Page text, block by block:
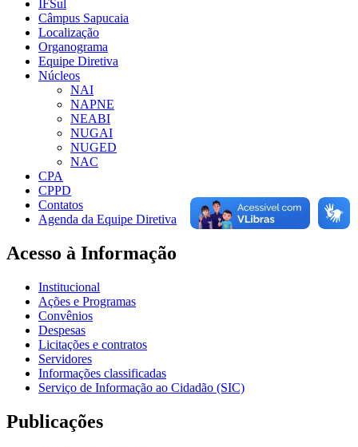
IFSul
Câmpus Sapucaia
Localização
Organograma
Equipe Diretiva
Núcleos
NAI
NAPNE
NEABI
NUGAI
NUGED
NAC
CPA
CPPD
Contatos
Agenda da Equipe Diretiva
Acesso à Informação
Institucional
Ações e Programas
Convênios
Despesas
Licitações e contratos
Servidores
Informações classificadas
Serviço de Informação ao Cidadão (SIC)
Publicações